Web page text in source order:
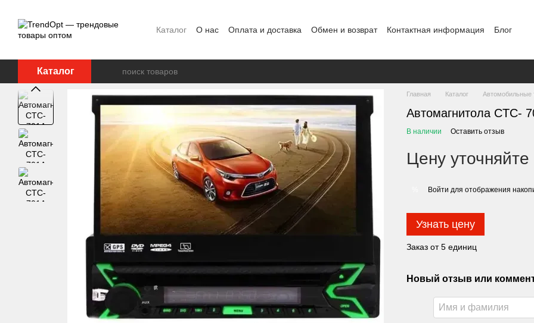
Каталог О нас Оплата и доставка Обмен и возврат Контактная информация Блог
Каталог
Главная Каталог Автомобильные
Автомагнитола CTC-
В наличии Оставить отзыв
Цену уточняйте
Войти для отображения
Узнать цену
Заказ от 5 единиц
Новый отзыв или